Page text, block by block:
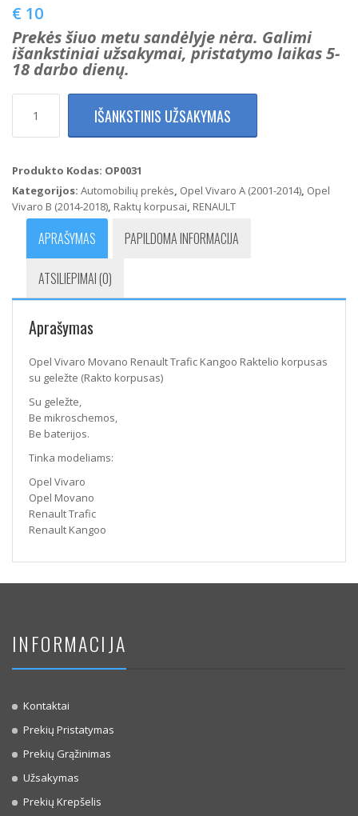
€ 10
Prekės šiuo metu sandėlyje nėra. Galimi
išankstiniai užsakymai, pristatymo laikas 5-
18 darbo dienų.
kiekis:
Movano
Trafic
Kangoo
korpusas
geležte
IŠANKSTINIS UŽSAKYMAS
Produkto Kodas: OP0031
Kategorijos: Automobilių prekės, Opel Vivaro A (2001-2014), Opel
Vivaro B (2014-2018), Raktų korpusai, RENAULT
APRAŠYMAS PAPILDOMA INFORMACIJA
ATSILIEPIMAI (0)
Aprašymas
Opel Vivaro Movano Renault Trafic Kangoo Raktelio korpusas
su geležte (Rakto korpusas)
Su geležte,
Be mikroschemos,
Be baterijos.
Tinka modeliams:
Opel Vivaro
Opel Movano
Renault Trafic
Renault Kangoo
INFORMACIJA
Kontaktai
Prekių Pristatymas
Prekių Grąžinimas
Užsakymas
Prekių Krepšelis